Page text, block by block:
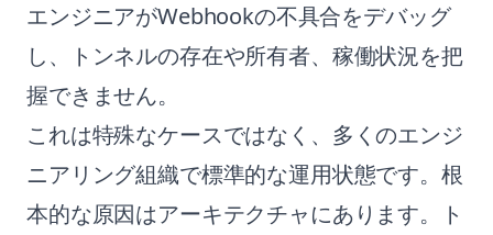
エンジニアがWebhookの不具合をデバッグ
し、トンネルの存在や所有者、稼働状況を把
握できません。
これは特殊なケースではなく、多くのエンジ
ニアリング組織で標準的な運用状態です。根
本的な原因はアーキテクチャにあります。ト